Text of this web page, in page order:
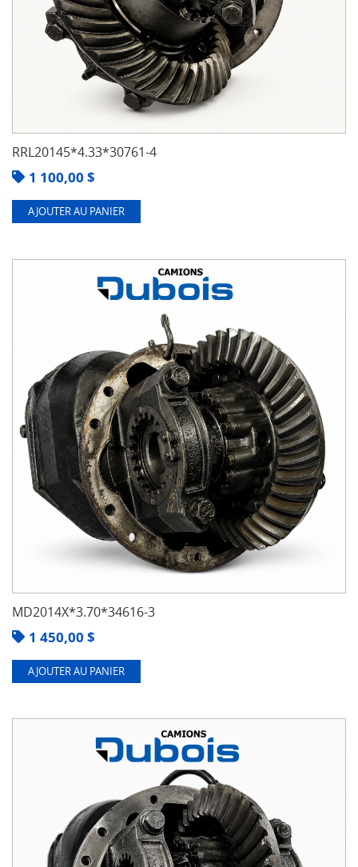
RRL20145*4.33*30761-4
1 100,00 $
AJOUTER AU PANIER
MD2014X*3.70*34616-3
1 450,00 $
AJOUTER AU PANIER